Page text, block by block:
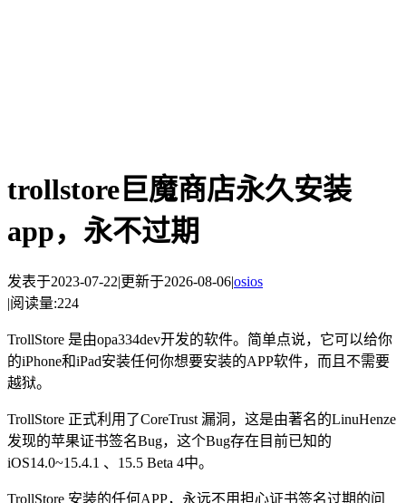
trollstore巨魔商店永久安装
app，永不过期
发表于2023-07-22|更新于2026-08-06|osios
|阅读量:224
TrollStore 是由opa334dev开发的软件。简单点说，它可以给你
的iPhone和iPad安装任何你想要安装的APP软件，而且不需要
越狱。
TrollStore 正式利用了CoreTrust 漏洞，这是由著名的LinuHenze
发现的苹果证书签名Bug，这个Bug存在目前已知的
iOS14.0~15.4.1 、15.5 Beta 4中。
TrollStore 安装的任何APP，永远不用担心证书签名过期的问